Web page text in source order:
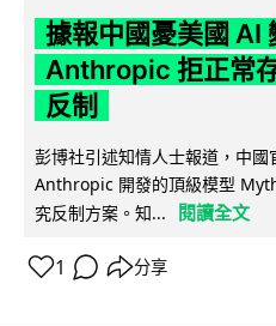
據報中國憂美國 AI
Anthropic 拒正常
反制
彭博社引述知情人士報道，中
Anthropic 開發的頂級模型
究反制方案。知...
閱讀全文
1 分享